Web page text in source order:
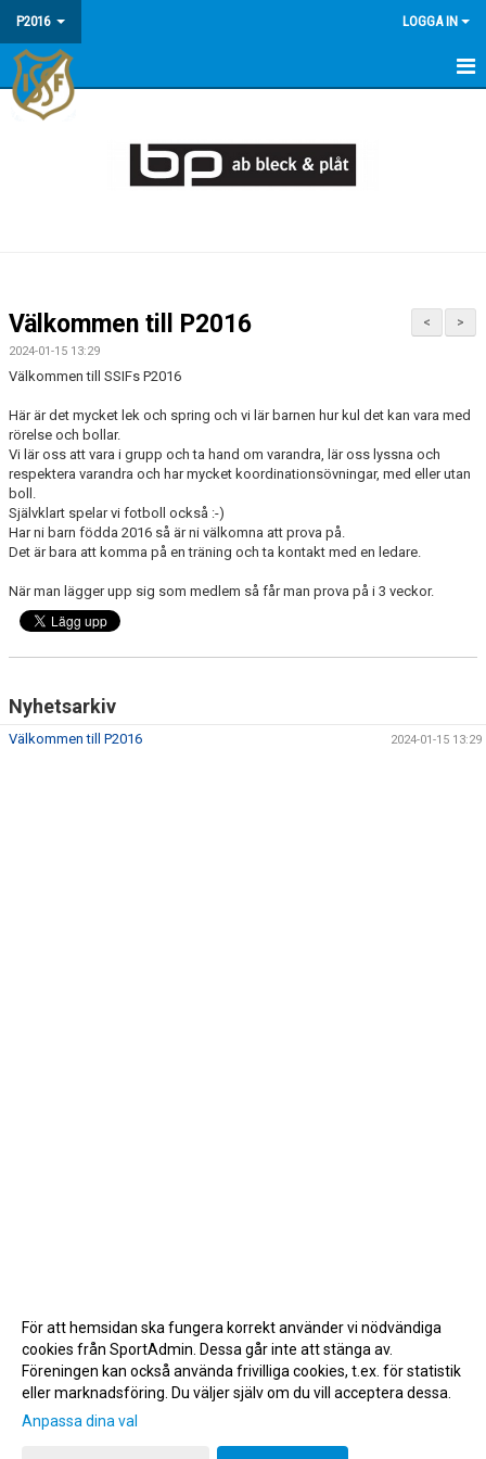
P2016 LOGGA IN
HEM
KALENDER
>
<
Välkommen till P2016
2024-01-15 13:29
Välkommen till SSIFs P2016
Här är det mycket lek och spring och vi lär barnen hur kul det kan vara med
rörelse och bollar.
Vi lär oss att vara i grupp och ta hand om varandra, lär oss lyssna och
respektera varandra och har mycket koordinationsövningar, med eller utan
boll.
Självklart spelar vi fotboll också :-)
Har ni barn födda 2016 så är ni välkomna att prova på.
Det är bara att komma på en träning och ta kontakt med en ledare.
När man lägger upp sig som medlem så får man prova på i 3 veckor.
Nyhetsarkiv
Välkommen till P2016 2024-01-15 13:29
Gå till Webbversion
För att hemsidan ska fungera korrekt använder vi nödvändiga
cookies från SportAdmin. Dessa går inte att stänga av.
Föreningen kan också använda frivilliga cookies, t.ex. för statistik
eller marknadsföring. Du väljer själv om du vill acceptera dessa.
Anpassa dina val